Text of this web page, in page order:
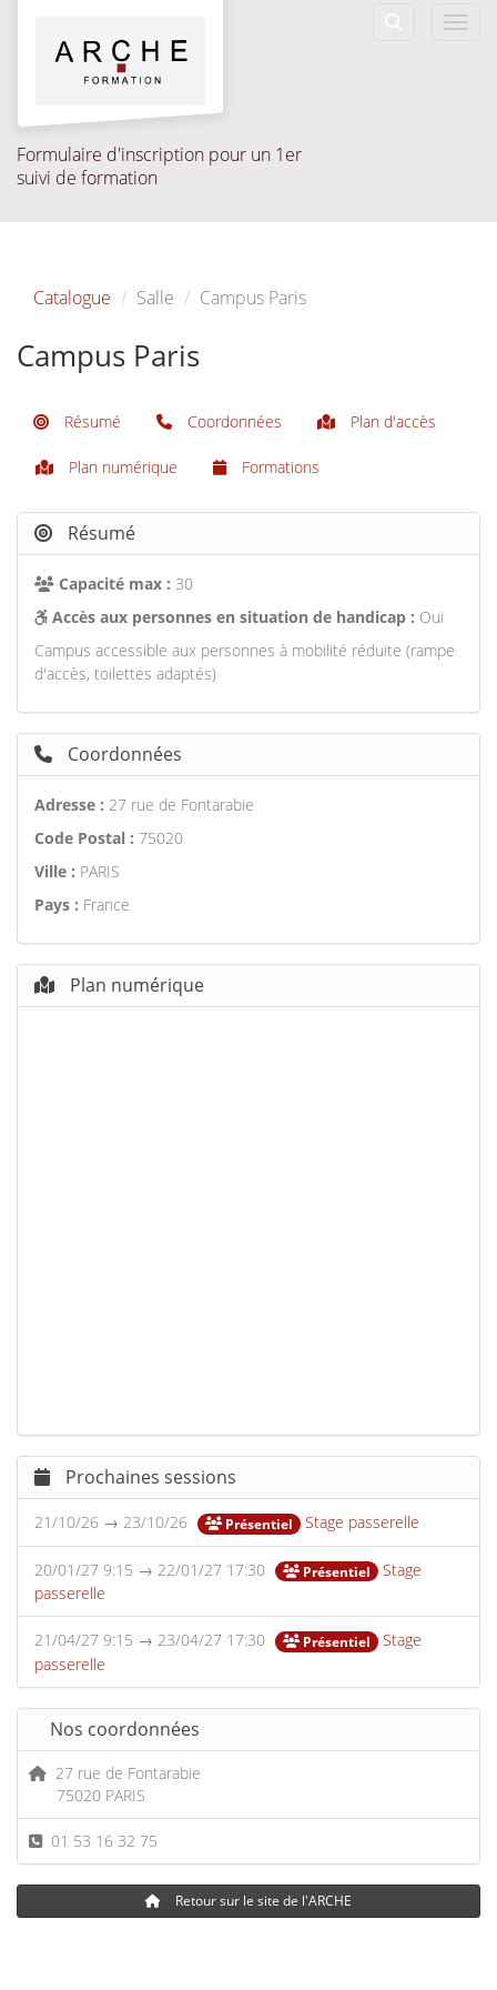
Formulaire d'inscription pour un 1er
suivi de formation
Catalogue Salle Campus Paris
Campus Paris
Résumé Coordonnées Plan d'accès
Plan numérique Formations
Résumé
Capacité max : 30
Accès aux personnes en situation de handicap : Oui
Campus accessible aux personnes à mobilité réduite (rampe
d'accès, toilettes adaptés)
Coordonnées
Adresse : 27 rue de Fontarabie
Code Postal : 75020
Ville : PARIS
Pays : France
Plan numérique
Prochaines sessions
21/10/26 → 23/10/26 Présentiel Stage passerelle
20/01/27 9:15 → 22/01/27 17:30 Présentiel
Stage
passerelle
21/04/27 9:15 → 23/04/27 17:30 Présentiel
Stage
passerelle
Nos coordonnées
27 rue de Fontarabie
75020 PARIS
01 53 16 32 75
Retour sur le site de l'ARCHE